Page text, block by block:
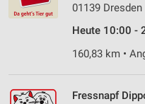
01139 Dresden
Heute 10:00 -
160,83 km •
Fressnapf